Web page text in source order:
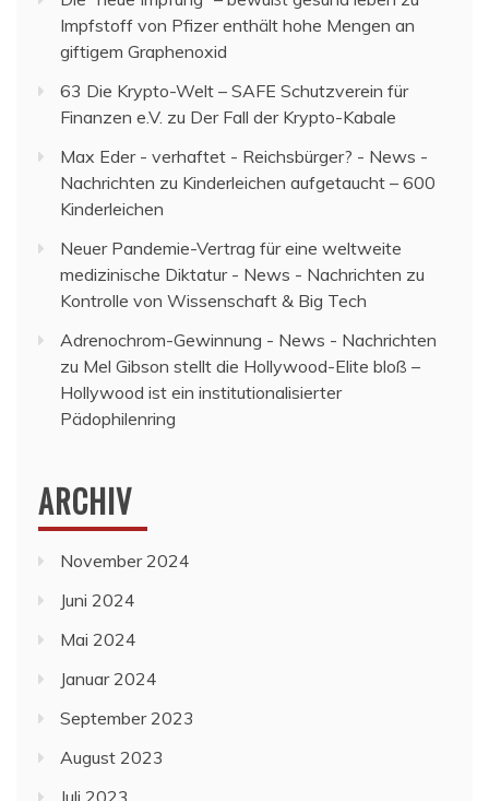
Impfstoff von Pfizer enthält hohe Mengen an
giftigem Graphenoxid
63 Die Krypto-Welt – SAFE Schutzverein für
Finanzen e.V. zu Der Fall der Krypto-Kabale
Max Eder - verhaftet - Reichsbürger? - News -
Nachrichten zu Kinderleichen aufgetaucht – 600
Kinderleichen
Neuer Pandemie-Vertrag für eine weltweite
medizinische Diktatur - News - Nachrichten zu
Kontrolle von Wissenschaft & Big Tech
Adrenochrom-Gewinnung - News - Nachrichten
zu Mel Gibson stellt die Hollywood-Elite bloß –
Hollywood ist ein institutionalisierter
Pädophilenring
ARCHIV
November 2024
Juni 2024
Mai 2024
Januar 2024
September 2023
August 2023
Juli 2023